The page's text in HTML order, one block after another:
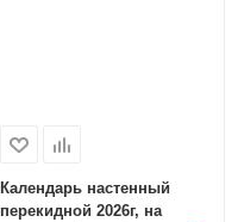
Календарь настенный
перекидной 2026г, на